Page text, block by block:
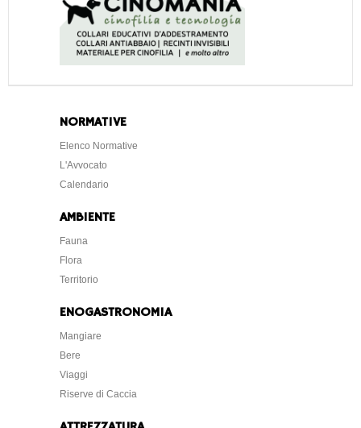
NORMATIVE
Elenco Normative
L'Avvocato
Calendario
AMBIENTE
Fauna
Flora
Territorio
ENOGASTRONOMIA
Mangiare
Bere
Viaggi
Riserve di Caccia